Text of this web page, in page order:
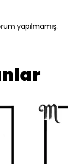
yapılmamış.